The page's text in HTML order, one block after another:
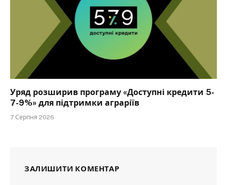
Уряд розширив програму «Доступні кредити 5-
7-9%» для підтримки аграріїв
7 Серпня 2026
ЗАЛИШИТИ КОМЕНТАР